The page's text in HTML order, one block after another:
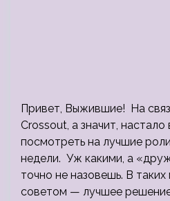
Привет, Выжившие! На
Crossout, а значит, настало
посмотреть на лучшие
недели. Уж какими, а
точно не назовешь. В
советом — лучшее